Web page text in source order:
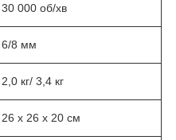
30 000 об/хв
6/8 мм
2,0 кг/ 3,4 кг
26 х 26 х 20 см